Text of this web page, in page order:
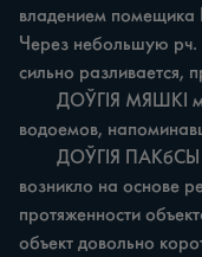
владением помещика
Через небольшую рч.
сильно разливается,
водоемов,
возникло на основе
протяженности
объект довольно